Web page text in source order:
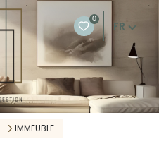
0
FR
IMMEUBLE